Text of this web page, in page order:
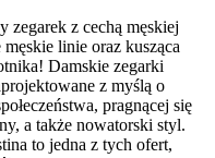
zegarek z cechą męskiej
linie oraz kusząca
Damskie zegarki
z myślą o
pragnącej się
a także nowatorski styl.
to jedna z tych ofert,